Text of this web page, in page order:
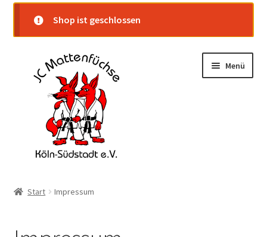
Shop ist geschlossen
Navigation
Inhalt
Menü
Start Impressum